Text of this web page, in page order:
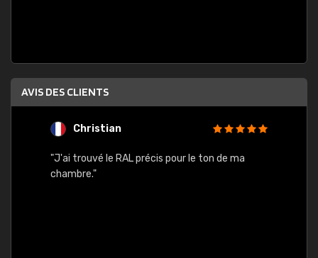
AVIS DES CLIENTS
Christian
"J'ai trouvé le RAL précis pour le ton de ma
chambre."